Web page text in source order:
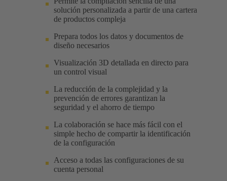
solución personalizada a partir de una cartera
de productos compleja
Prepara todos los datos y documentos de
diseño necesarios
Visualización 3D detallada en directo para
un control visual
La reducción de la complejidad y la
prevención de errores garantizan la
seguridad y el ahorro de tiempo
La colaboración se hace más fácil con el
simple hecho de compartir la identificación
de la configuración
Acceso a todas las configuraciones de su
cuenta personal